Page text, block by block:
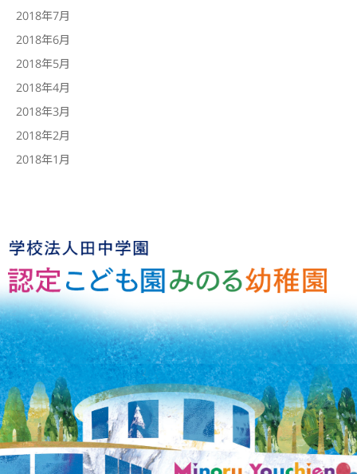
2018年7月
2018年6月
2018年5月
2018年4月
2018年3月
2018年2月
2018年1月